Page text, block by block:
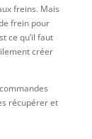
freins. Mais
frein pour
ce qu’il faut
créer
récupérer et